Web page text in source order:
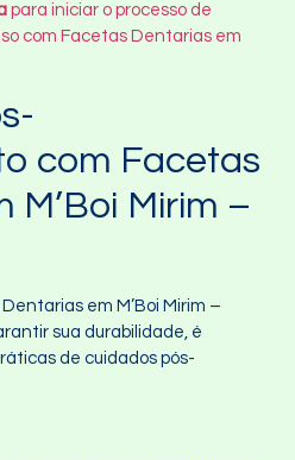
para iniciar o processo de
com Facetas Dentarias em
com Facetas
M’Boi Mirim –
em M’Boi Mirim –
sua durabilidade, é
de cuidados pós-